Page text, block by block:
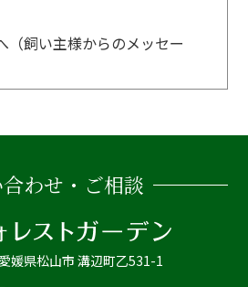
（飼い主様からのメッセー
わせ・ご相談
県松山市 溝辺町乙531-1